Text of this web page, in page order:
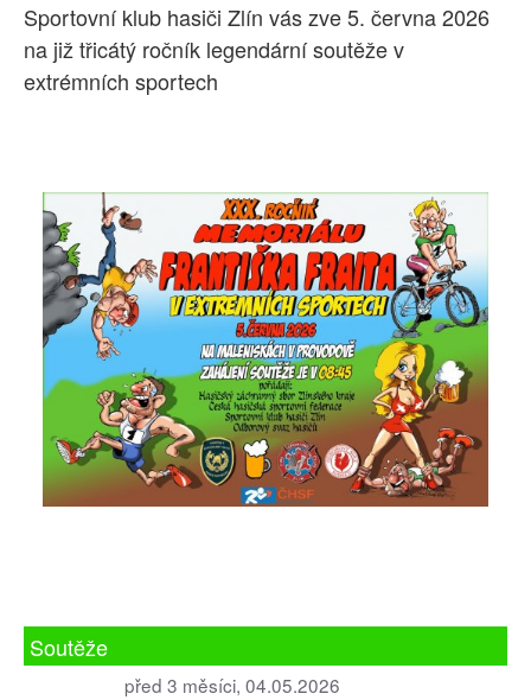
Sportovní klub hasiči Zlín vás zve 5. června 2026
na již třicátý ročník legendární soutěže v
extrémních sportech
Soutěže
před 3 měsíci, 04.05.2026